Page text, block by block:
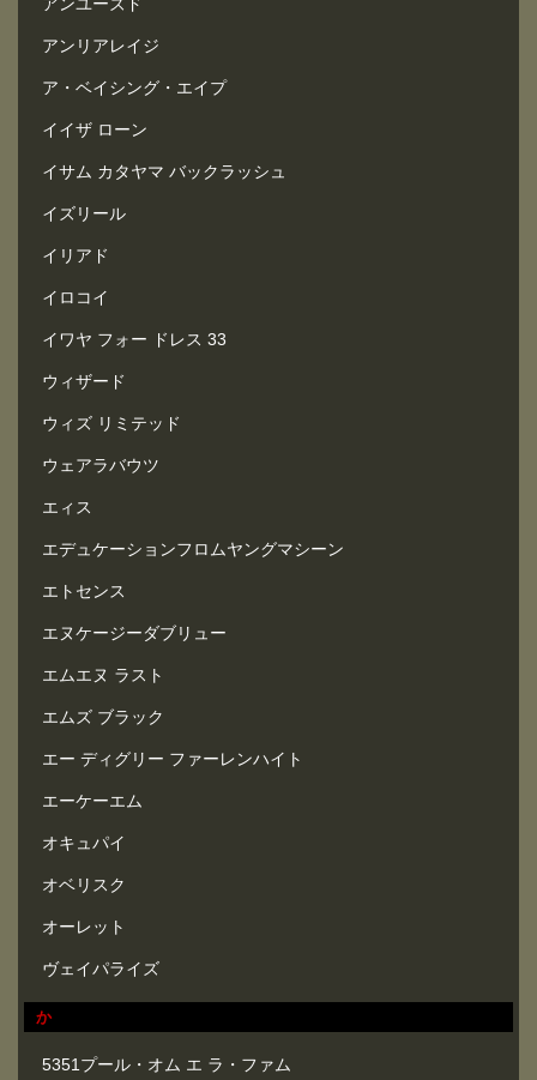
アンリアレイジ
ア・ベイシング・エイプ
イイザ ローン
イサム カタヤマ バックラッシュ
イズリール
イリアド
イロコイ
イワヤ フォー ドレス 33
ウィザード
ウィズ リミテッド
ウェアラバウツ
エィス
エデュケーションフロムヤングマシーン
エトセンス
エヌケージーダブリュー
エムエヌ ラスト
エムズ ブラック
エー ディグリー ファーレンハイト
エーケーエム
オキュパイ
オベリスク
オーレット
ヴェイパライズ
か
5351プール・オム エ ラ・ファム